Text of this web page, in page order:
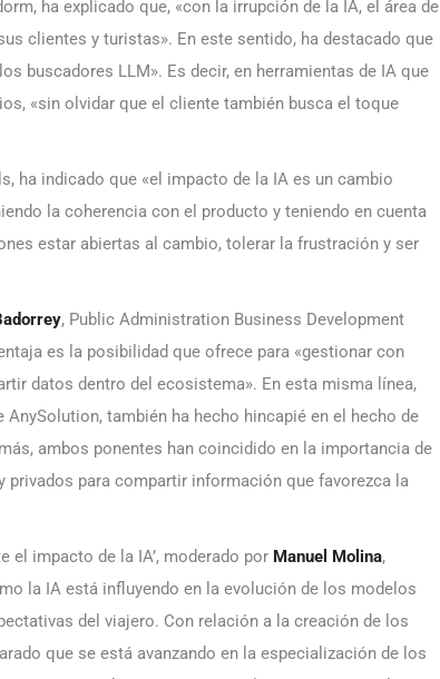
ha explicado que, «con la irrupción de la IA, el área de
clientes y turistas». En este sentido, ha destacado que
buscadores LLM». Es decir, en herramientas de IA que
«sin olvidar que el cliente también busca el toque
ha indicado que «el impacto de la IA es un cambio
la coherencia con el producto y teniendo en cuenta
estar abiertas al cambio, tolerar la frustración y ser
, Public Administration Business Development
es la posibilidad que ofrece para «gestionar con
datos dentro del ecosistema». En esta misma línea,
también ha hecho hincapié en el hecho de
ambos ponentes han coincidido en la importancia de
para compartir información que favorezca la
el impacto de la IA’, moderado por Manuel Molina,
la IA está influyendo en la evolución de los modelos
del viajero. Con relación a la creación de los
que se está avanzando en la especialización de los